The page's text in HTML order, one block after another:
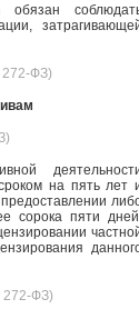
обязан
272-ФЗ)
на пять лет
сорока пяти
272-ФЗ)